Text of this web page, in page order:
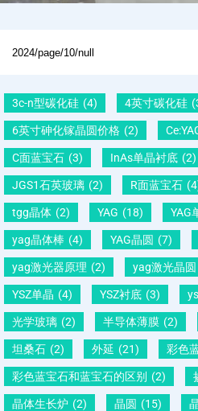
3c-n型碳化硅 (4) 4英寸碳化硅
6英寸砷化镓晶圆价格 (2)
C面蓝宝石 (3) InAs单晶衬底 (2)
JGS1石英玻璃 (2) R面蓝宝石
tgg晶体 (2) YAG (18) YAG
yag晶体棒 (4) YAG晶圆 (7)
yag激光器原理 (2) yag激光晶圆
YSZ单晶 (4) YSZ衬底 (3)
光学玻璃 (2) 半导体薄膜 (2)
坦桑石 (2) 外延 (21) 彩色
彩色蓝宝石和蓝宝石的区别 (2)
晶体生长炉 (2) 晶圆 (15)